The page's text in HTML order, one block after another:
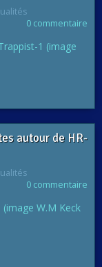
0 commentaire
autour de HR-
0 commentaire